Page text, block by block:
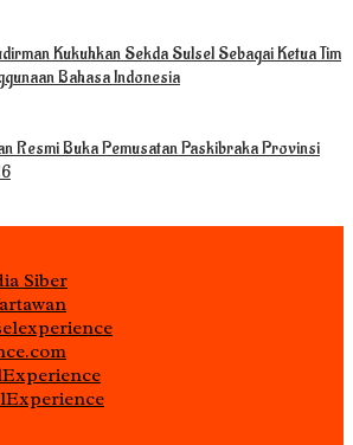
Kukuhkan Sekda Sulsel Sebagai Ketua Tim
Bahasa Indonesia
Resmi Buka Pemusatan Paskibraka Provinsi
Siber